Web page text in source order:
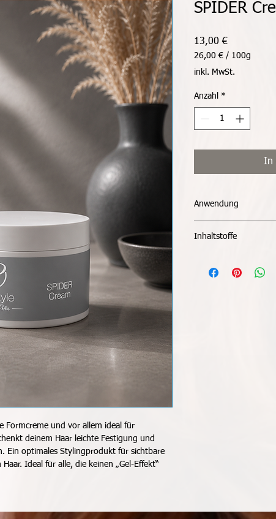
Formcreme und vor allem ideal für
deinem Haar leichte Festigung und
Ein optimales Stylingprodukt für sichtbare
Ideal für alle, die keinen „Gel-Effekt“
SPIDER
13,00 €Preis
26,00 € / 100g
26,00 €
100
inkl. MwSt.
Anzahl *
In
Anwendung
sparsam verwendet
Inhaltstoffe
Propylene Glycol,